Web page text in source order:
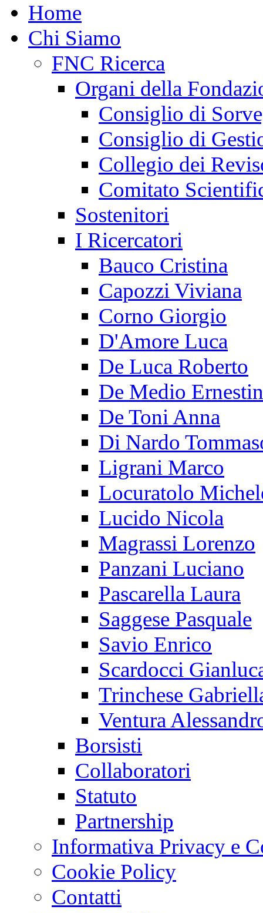
Home
Chi Siamo
FNC Ricerca
Organi della
Consiglio di
Consiglio di
Collegio dei
Comitato
Sostenitori
I Ricercatori
Bauco Cristina
Capozzi Viviana
Corno Giorgio
D'Amore Luca
De Luca Roberto
De Medio
De Toni Anna
Di Nardo
Ligrani Marco
Locuratolo
Lucido Nicola
Magrassi Lorenzo
Panzani Luciano
Pascarella Laura
Saggese Pasquale
Savio Enrico
Scardocci
Trinchese
Ventura
Borsisti
Collaboratori
Statuto
Partnership
Informativa Privacy e
Cookie Policy
Contatti